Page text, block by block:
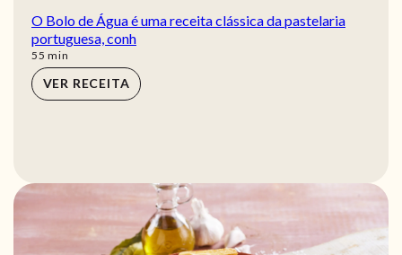
O Bolo de Água é uma receita clássica da pastelaria
portuguesa, conh
55 min
min
VER RECEITA